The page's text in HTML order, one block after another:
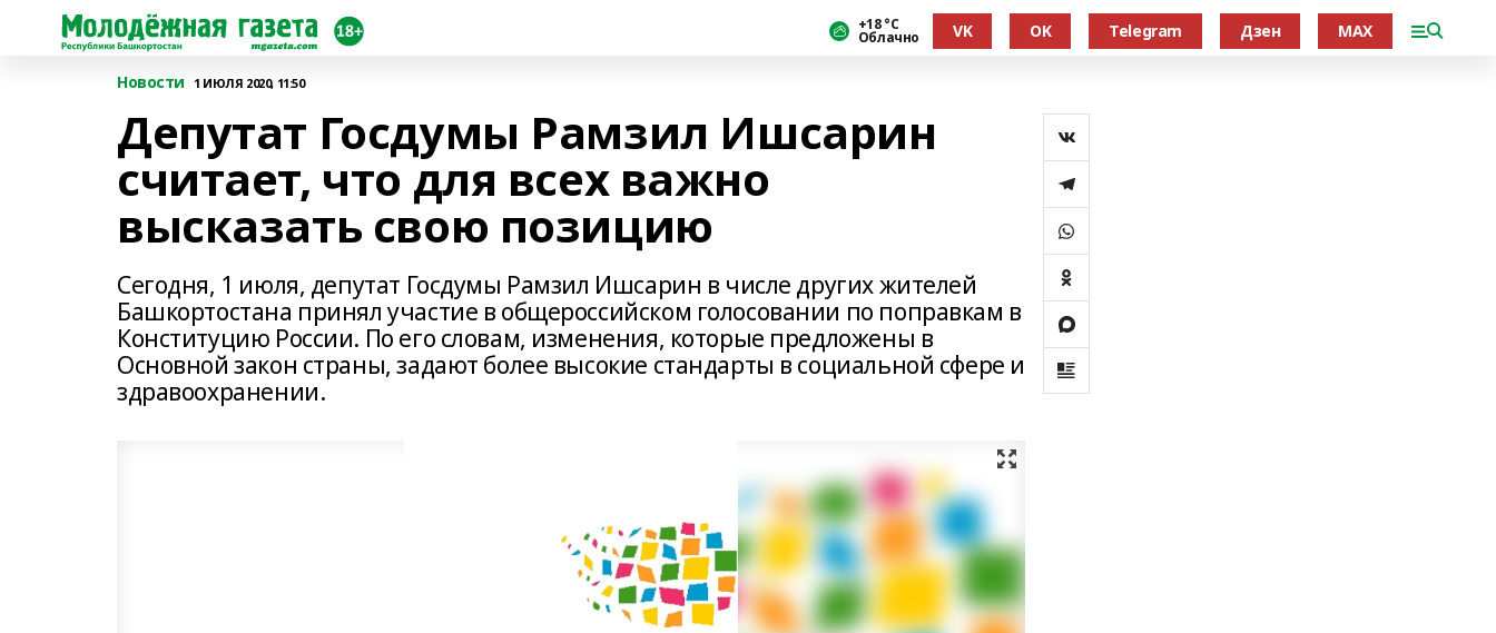
+18 °С
Облачно VK OK Telegram Дзен MAX
Новости 1 ИЮЛЯ 2020, 11:50
Депутат Госдумы Рамзил Ишсарин
считает, что для всех важно
высказать свою позицию
Сегодня, 1 июля, депутат Госдумы Рамзил Ишсарин в числе других жителей
Башкортостана принял участие в общероссийском голосовании по поправкам в
Конституцию России. По его словам, изменения, которые предложены в
Основной закон страны, задают более высокие стандарты в социальной сфере и
здравоохранении.